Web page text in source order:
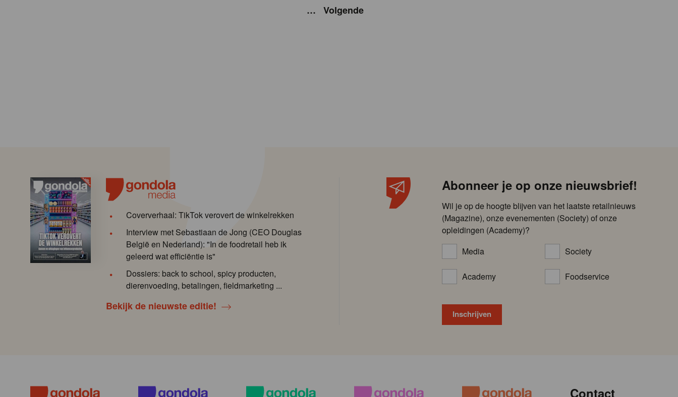
… Volgende
Coververhaal: TikTok verovert de winkelrekken
Interview met Sebastiaan de Jong (CEO Douglas
België en Nederland): "In de foodretail heb ik
geleerd wat efficiëntie is"
Dossiers: back to school, spicy producten,
dierenvoeding, betalingen, fieldmarketing ...
Bekijk de nieuwste editie!
Abonneer je op onze nieuwsbrief!
Wil je op de hoogte blijven van het laatste retailnieuws
(Magazine), onze evenementen (Society) of onze
opleidingen (Academy)?
Media
Society
Academy Foodservice
Contact